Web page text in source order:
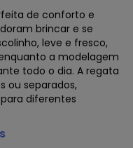
de conforto e
brincar e se
leve e fresco,
a modelagem
todo o dia. A regata
ou separados,
diferentes
em Viscolinho